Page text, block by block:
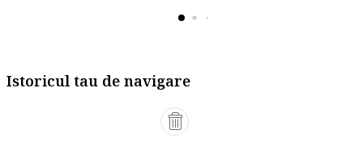
Istoricul tau de navigare